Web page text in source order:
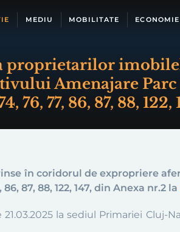
MEDIU MOBILITATE ECONOMIE
proprietarilor
Amenajare
76, 77, 86, 87, 88,
în coridorul de expropriere
86, 87, 88, 122, 147, din Anexa nr.2 la
la sediul Primariei Cluj-